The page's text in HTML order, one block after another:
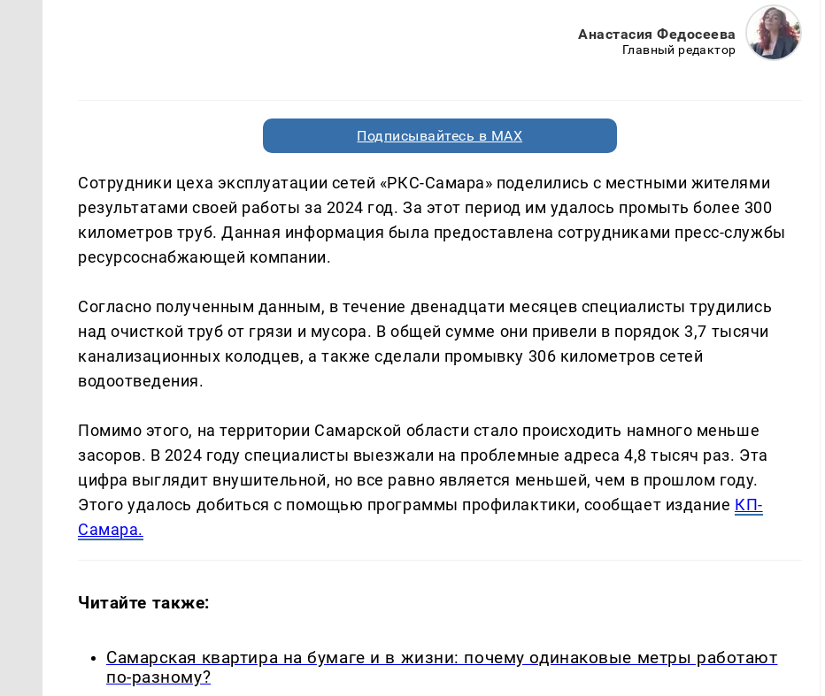
Анастасия Федосеева
Главный редактор
Подписывайтесь в MAX
Сотрудники цеха эксплуатации сетей «РКС-Самара» поделились с местными жителями
результатами своей работы за 2024 год. За этот период им удалось промыть более 300
километров труб. Данная информация была предоставлена сотрудниками пресс-службы
ресурсоснабжающей компании.
Согласно полученным данным, в течение двенадцати месяцев специалисты трудились
над очисткой труб от грязи и мусора. В общей сумме они привели в порядок 3,7 тысячи
канализационных колодцев, а также сделали промывку 306 километров сетей
водоотведения.
Помимо этого, на территории Самарской области стало происходить намного меньше
засоров. В 2024 году специалисты выезжали на проблемные адреса 4,8 тысяч раз. Эта
цифра выглядит внушительной, но все равно является меньшей, чем в прошлом году.
Этого удалось добиться с помощью программы профилактики, сообщает издание КП-
Самара.
Читайте также:
Самарская квартира на бумаге и в жизни: почему одинаковые метры работают
по-разному?